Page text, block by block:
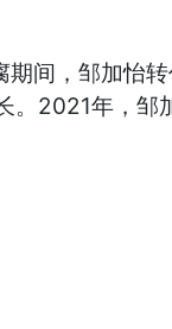
间，邹加怡
。2021年，邹